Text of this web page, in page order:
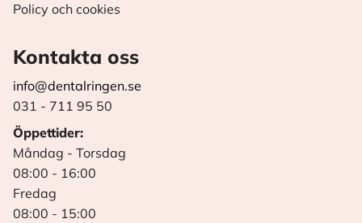
Policy och cookies
Kontakta oss
info@dentalringen.se
031 - 711 95 50
Öppettider:
Måndag - Torsdag
08:00 - 16:00
Fredag
08:00 - 15:00